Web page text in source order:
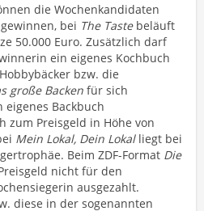
die Wochenkandidaten
bei The Taste beläuft
50.000 Euro. Zusätzlich darf
ein eigenes Kochbuch
bzw. die
große Backen für sich
Backbuch
zum Preisgeld in Höhe von
Mein Lokal, Dein Lokal liegt bei
Beim ZDF-Format Die
nicht für den
ausgezahlt.
diese in der sogenannten